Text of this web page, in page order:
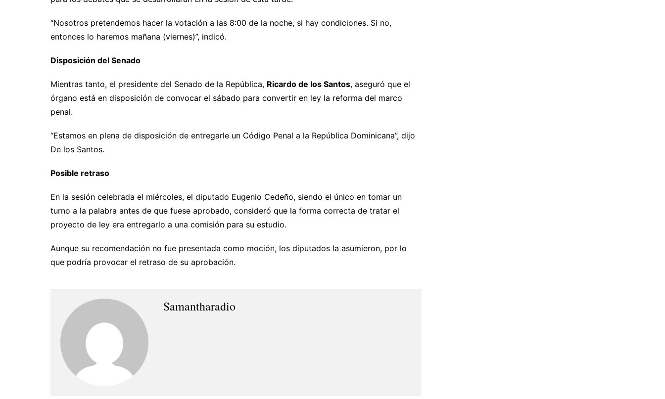
“Nosotros pretendemos hacer la votación a las 8:00 de la noche, si hay condiciones. Si no,
entonces lo haremos mañana (viernes)”, indicó.
Disposición del Senado
Mientras tanto, el presidente del Senado de la República, Ricardo de los Santos, aseguró que el
órgano está en disposición de convocar el sábado para convertir en ley la reforma del marco
penal.
“Estamos en plena de disposición de entregarle un Código Penal a la República Dominicana”, dijo
De los Santos.
Posible retraso
En la sesión celebrada el miércoles, el diputado Eugenio Cedeño, siendo el único en tomar un
turno a la palabra antes de que fuese aprobado, consideró que la forma correcta de tratar el
proyecto de ley era entregarlo a una comisión para su estudio.
Aunque su recomendación no fue presentada como moción, los diputados la asumieron, por lo
que podría provocar el retraso de su aprobación.
Samantharadio